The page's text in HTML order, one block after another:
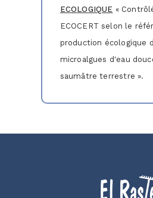
ECOLOGIQUE «
ECOCERT selon le
production écologique
microalgues d'eau
saumâtre terrestre ».